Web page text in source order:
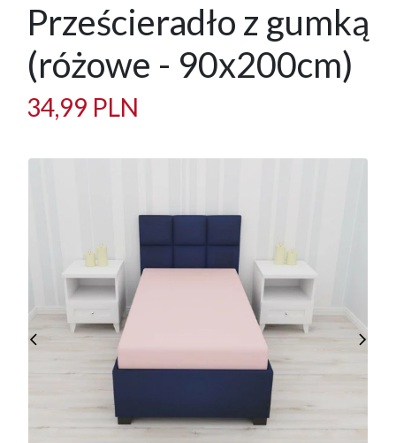
Prześcieradło z gumką
(różowe - 90x200cm)
34,99 PLN